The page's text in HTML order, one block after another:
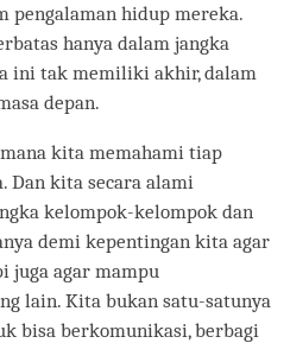
hidup mereka.
hanya dalam jangka
ini tak memiliki akhir, dalam
depan.
kita memahami tiap
kita secara alami
kelompok-kelompok dan
demi kepentingan kita agar
juga agar mampu
lain. Kita bukan satu-satunya
bisa berkomunikasi, berbagi